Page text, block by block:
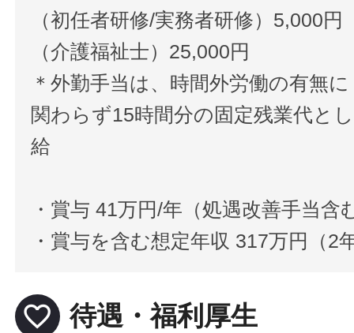
（初任者研修/実務者研修）5,000円
（介護福祉士）25,000円
＊外勤手当は、時間外労働の有無に
関わらず15時間分の固定残業代と
給
・賞与 41万円/年（処遇改善手当含
・賞与を含む想定年収 317万円（2
favorite_border 待遇・福利厚生